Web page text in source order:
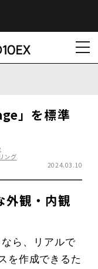
」を標準
ング
2024.03.10
外観・内観
ら、リアルで
を作成できるた